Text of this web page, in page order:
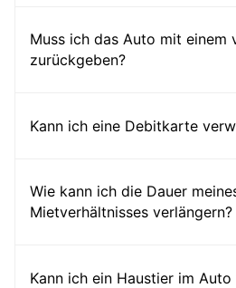
Muss ich das Auto mit einem
zurückgeben?
Kann ich eine Debitkarte
Wie kann ich die Dauer
Mietverhältnisses verlängern?
Kann ich ein Haustier im